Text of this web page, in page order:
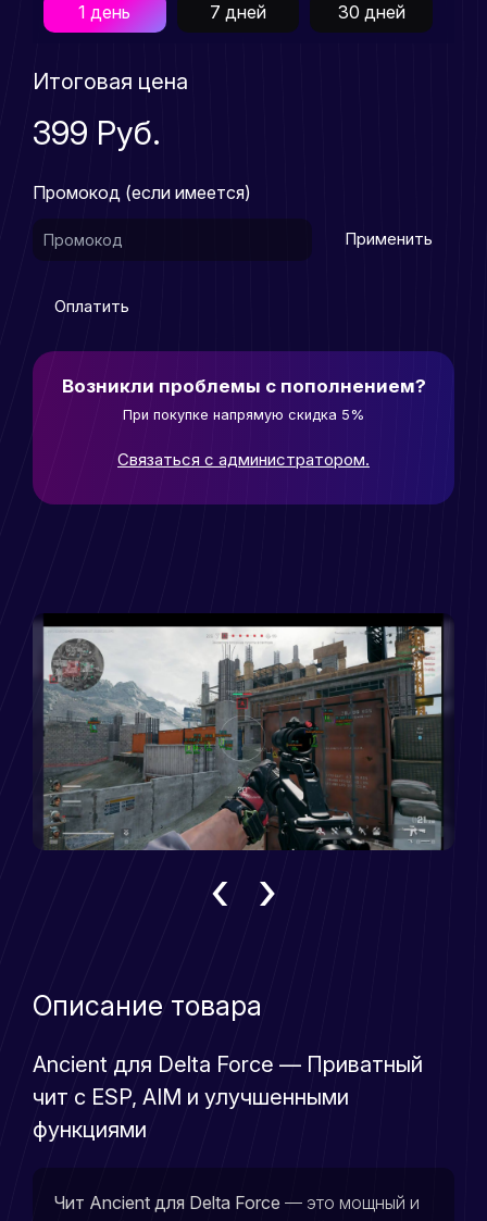
1 день 7 дней 30 дней
Итоговая цена
399 Руб.
Промокод (если имеется)
Применить
Оплатить
Возникли проблемы с пополнением?
При покупке напрямую скидка 5%
Связаться с администратором.
‹ ›
Описание товара
Ancient для Delta Force — Приватный
чит с ESP, AIM и улучшенными
функциями
Чит Ancient для Delta Force — это мощный и